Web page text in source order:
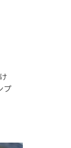
プ